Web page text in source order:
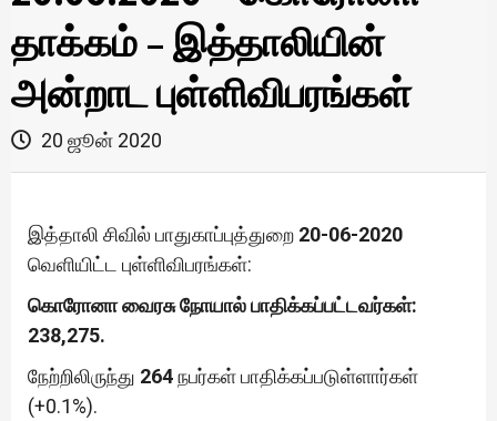
தாக்கம் – இத்தாலியின்
அன்றாட புள்ளிவிபரங்கள்
20 ஜூன் 2020
இத்தாலி சிவில் பாதுகாப்புத்துறை 20-06-2020
வெளியிட்ட புள்ளிவிபரங்கள்:
கொரோனா வைரசு நோயால் பாதிக்கப்பட்டவர்கள்:
238,275.
நேற்றிலிருந்து 264நபர்கள் பாதிக்கப்படுள்ளார்கள்
(+0.1%).